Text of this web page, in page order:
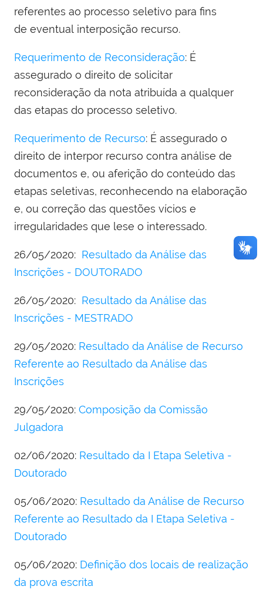
referentes ao processo seletivo para fins
de eventual interposição recurso.
Requerimento de Reconsideração: É
assegurado o direito de solicitar
reconsideração da nota atribuída a qualquer
das etapas do processo seletivo.
Requerimento de Recurso: É assegurado o
direito de interpor recurso contra análise de
documentos e, ou aferição do conteúdo das
etapas seletivas, reconhecendo na elaboração
e, ou correção das questões vícios e
irregularidades que lese o interessado.
26/05/2020: Resultado da Análise das
Inscrições - DOUTORADO
26/05/2020: Resultado da Análise das
Inscrições - MESTRADO
29/05/2020: Resultado da Análise de Recurso
Referente ao Resultado da Análise das
Inscrições
29/05/2020: Composição da Comissão
Julgadora
02/06/2020: Resultado da I Etapa Seletiva -
Doutorado
05/06/2020: Resultado da Análise de Recurso
Referente ao Resultado da I Etapa Seletiva -
Doutorado
05/06/2020: Definição dos locais de realização
da prova escrita